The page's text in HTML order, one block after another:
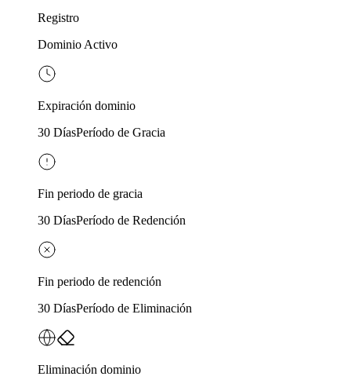
Registro
Dominio Activo
Expiración dominio
30 DíasPeríodo de Gracia
Fin periodo de gracia
30 DíasPeríodo de Redención
Fin periodo de redención
30 DíasPeríodo de Eliminación
Eliminación dominio